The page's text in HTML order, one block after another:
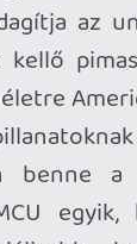
Kapitányt” is
vágAz őrület
szeletet az
első rész egy
fokkal jobb
folytatás egy
foglaló,
elvarró,